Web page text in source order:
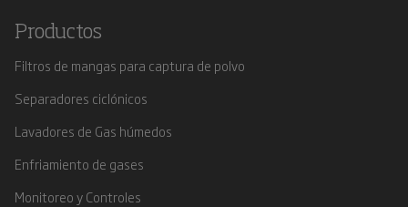
Productos
Filtros de mangas para captura de polvo
Separadores ciclónicos
Lavadores de Gas húmedos
Enfriamiento de gases
Monitoreo y Controles